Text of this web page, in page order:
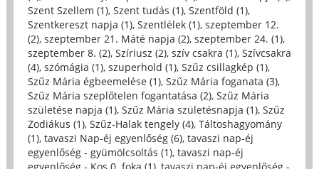
Szent Szellem (1), Szent tudás (1), Szentföld (1),
Szentkereszt napja (1), Szentlélek (1), szeptember 12.
(2), szeptember 21. Máté napja (2), szeptember 24. (1),
szeptember 8. (2), Szíriusz (2), szív csakra (1), Szívcsakra
(4), szómágia (1), szuperhold (1), Szűz csillagkép (1),
Szűz Mária égbeemelése (1), Szűz Mária foganata (3),
Szűz Mária szeplőtelen fogantatása (2), Szűz Mária
születése napja (1), Szűz Mária születésnapja (1), Szűz
Zodiákus (1), Szűz-Halak tengely (4), Táltoshagyomány
(1), tavaszi Nap-éj egyenlőség (6), tavaszi nap-éj
egyenlőség - gyümölcsoltás (1), tavaszi nap-éj
egyenlőség - Kos 0. foka (1), tavaszi nap-éj egyenlőség -